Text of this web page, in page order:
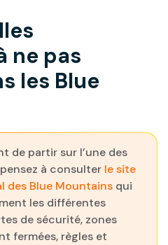
ne pas
les Blue
de partir sur l’une des
à consulter le site
des Blue Mountains qui
les différentes
de sécurité, zones
fermées, règles et